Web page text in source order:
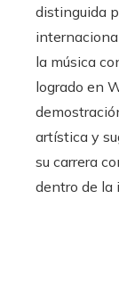
distinguida
la música
logrado en
artística y
su carrera
dentro de la